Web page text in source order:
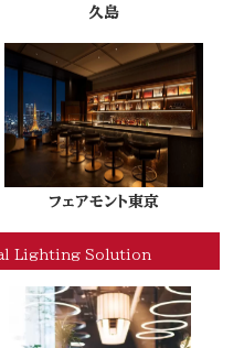
久島
フェアモント東京
Lighting Solution